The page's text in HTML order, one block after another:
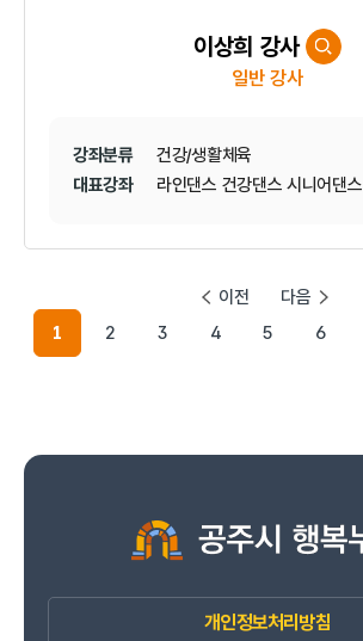
이상희 강사
일반 강사
강좌분류
건강/생활체육
대표강좌
라인댄스 건강댄스 시니어댄스
이전
1
2 3 4 5 6
다음
개인정보처리방침